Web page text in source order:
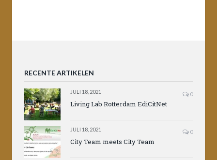
RECENTE ARTIKELEN
JULI 18, 2021 0
Living Lab Rotterdam EdiCitNet
JULI 18, 2021 0
City Team meets City Team